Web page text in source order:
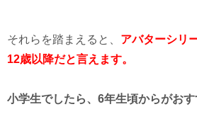
それらを踏まえると、 アバターシリ
12歳以降だと言えます。
小学生でしたら、6年生頃からがお